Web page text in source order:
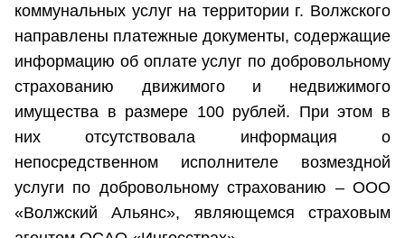
коммунальных услуг на территории г. Волжского
направлены платежные документы, содержащие
информацию об оплате услуг по добровольному
страхованию движимого и недвижимого
имущества в размере 100 рублей. При этом в
них отсутствовала информация о
непосредственном исполнителе возмездной
услуги по добровольному страхованию – ООО
«Волжский Альянс», являющемся страховым